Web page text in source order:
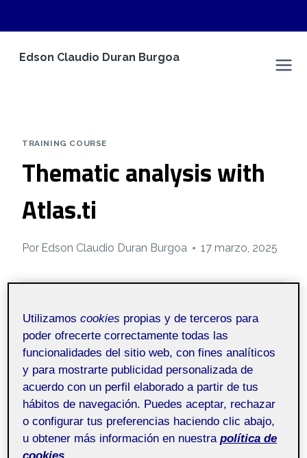
Edson Claudio Duran Burgoa
TRAINING COURSE
Thematic analysis with
Atlas.ti
Por Edson Claudio Duran Burgoa 17 marzo, 2025
en Salut i Psicologia
The course provided an introduction on how to
conduct a qualitative analysis with the software
Atlas.ti. It took place on Thursday, June 20, from
13’30h to 16’30h CEST. It was online and taught in
Catalan.
Utilizamoscookies propias y de terceros para
poder ofrecerte correctamente todas las
funcionalidades del sitio web, con fines analíticos
y para mostrarte publicidad personalizada de
acuerdo con un perfil elaborado a partir de tus
hábitos de navegación. Puedes aceptar, rechazar
o configurar tus preferencias haciendo clic abajo,
u obtener más información en nuestra política de